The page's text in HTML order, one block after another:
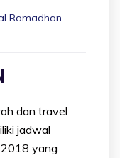
Ramadhan
dan travel
jadwal
yang